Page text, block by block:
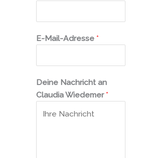
E-Mail-Adresse *
Deine Nachricht an
Claudia Wiedemer*